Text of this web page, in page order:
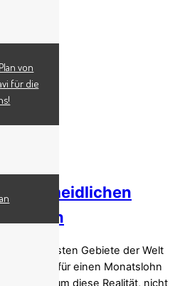
unvermeidlichen
im Iran
der reichsten Gebiete der Welt
dem man für einen Monatslohn
von
für die